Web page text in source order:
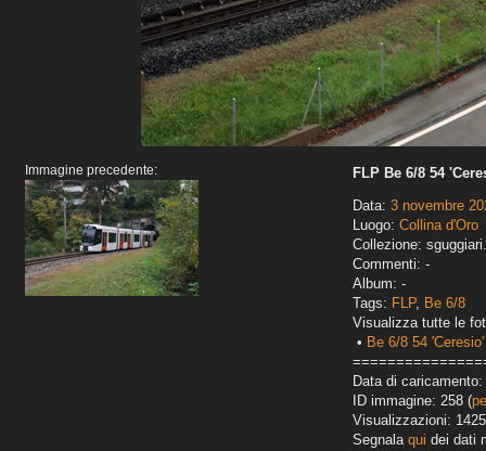
Immagine precedente:
FLP Be 6/8 54
Data: 3 novembre
Luogo: Collina d'Oro
Collezione:
Commenti: -
Album: -
Tags: FLP, Be 6/8
Visualizza tutte le
• Be 6/8 54 'Ceresio'
Data di
ID immagine: 258 (
Visualizzazioni: 1425
Segnala qui dei dati